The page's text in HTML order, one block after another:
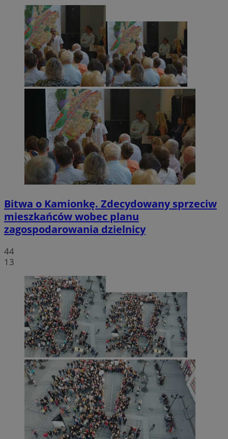
Bitwa o Kamionkę. Zdecydowany sprzeciw
mieszkańców wobec planu
zagospodarowania dzielnicy
44
13